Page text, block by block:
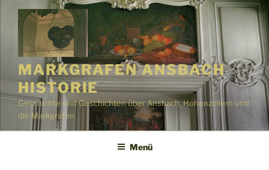
Zum
Inhalt
springen
MARKGRAFEN ANSBACH
HISTORIE
Geschichte und Geschichten über Ansbach, Hohenzollern und
die Markgrafen
Menü